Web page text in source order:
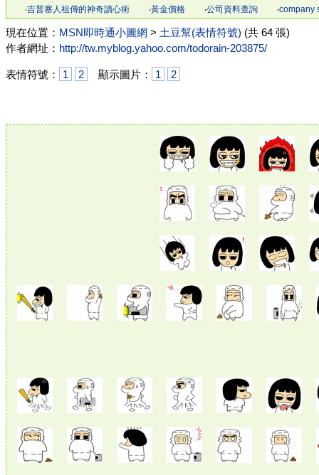
‧吉普塞人祖傳的神奇讀心術 ‧黃金價格 ‧公司資料查詢 ‧company
現在位置： MSN即時通小圖網 > 土豆幫(表情符號) (共 64 張)
作者網址： http://tw.myblog.yahoo.com/todorain-203875/
表情符號： 1 2 顯示圖片： 1 2